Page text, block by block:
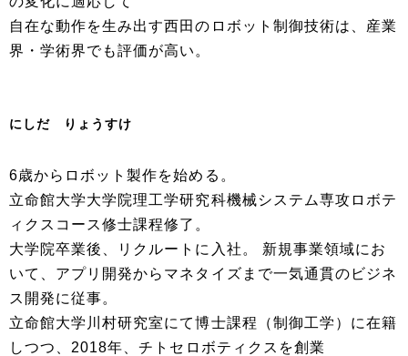
自在な動作を生み出す西田のロボット制御技術は、産業
界・学術界でも評価が高い。
にしだ りょうすけ
6歳からロボット製作を始める。
立命館大学大学院理工学研究科機械システム専攻ロボテ
ィクスコース修士課程修了。
大学院卒業後、リクルートに入社。 新規事業領域にお
いて、アプリ開発からマネタイズまで一気通貫のビジネ
ス開発に従事。
立命館大学川村研究室にて博士課程（制御工学）に在籍
しつつ、2018年、チトセロボティクスを創業